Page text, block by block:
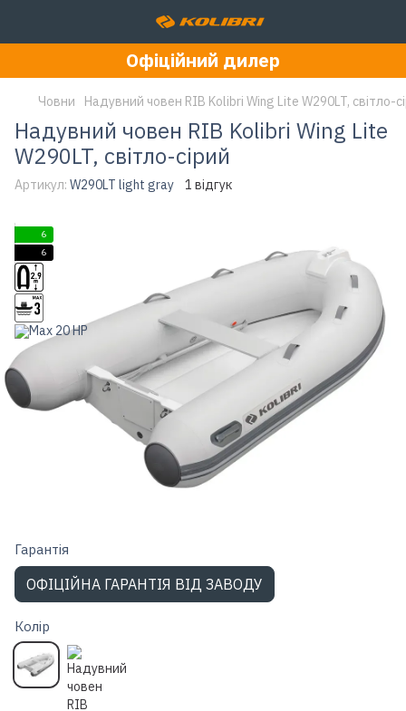
Офіційний дилер
Човни Надувний човен RIB Kolibri Wing Lite W290LT, світло-
Надувний човен RIB Kolibri Wing Lite
W290LT, світло-сірий
Артикул: W290LT light gray 1 відгук
6
6
Гарантiя
ОФІЦІЙНА ГАРАНТІЯ ВІД ЗАВОДУ
Колір